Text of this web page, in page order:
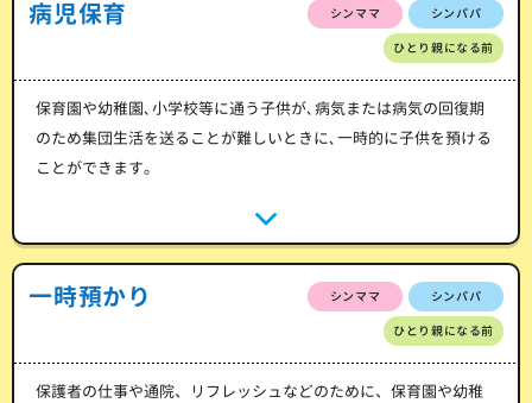
病児保育 シンママ シンパパ
ひとり親になる前
保育園や幼稚園､小学校等に通う子供が､病気または病気の回復期
のため集団生活を送ることが難しいときに､一時的に子供を預ける
ことができます。
一時預かり シンママ シンパパ
ひとり親になる前
保護者の仕事や通院、リフレッシュなどのために、保育園や幼稚